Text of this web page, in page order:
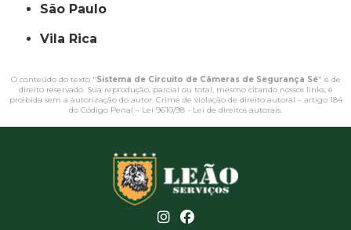
São Paulo
Vila Rica
O conteúdo do texto "Sistema de Circuito de Câmeras de Segurança Sé" é de
direito reservado. Sua reprodução, parcial ou total, mesmo citando nossos links, é
proibida sem a autorização do autor. Crime de violação de direito autoral – artigo 184
do Código Penal – Lei 9610/98 - Lei de direitos autorais.